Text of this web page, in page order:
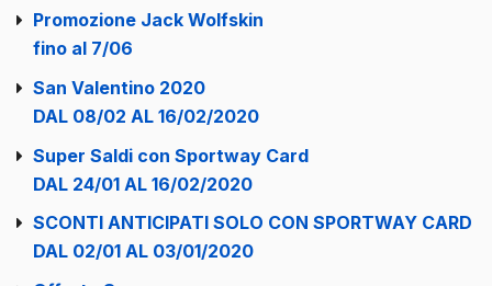
Promozione Jack Wolfskin
fino al 7/06
San Valentino 2020
DAL 08/02 AL 16/02/2020
Super Saldi con Sportway Card
DAL 24/01 AL 16/02/2020
SCONTI ANTICIPATI SOLO CON SPORTWAY CARD
DAL 02/01 AL 03/01/2020